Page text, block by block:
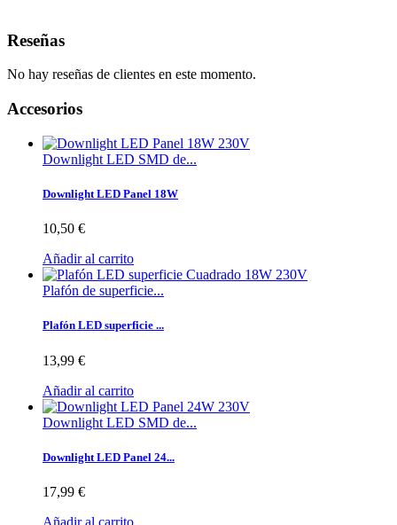
Reseñas
No hay reseñas de clientes en este momento.
Accesorios
Downlight LED SMD de...
Downlight LED Panel 18W
10,50 €
Añadir al carrito
Plafón de superficie...
Plafón LED superficie ...
13,99 €
Añadir al carrito
Downlight LED SMD de...
Downlight LED Panel 24...
17,99 €
Añadir al carrito